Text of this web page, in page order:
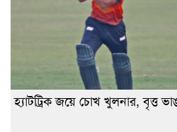
হ্যাটট্রিক জয়ে চোখ খুলনার, বৃত্ত